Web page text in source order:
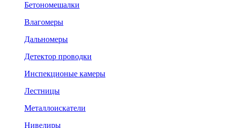
Бетономешалки
Влагомеры
Дальномеры
Детектор проводки
Инспекционые камеры
Лестницы
Металлоискатели
Нивелиры